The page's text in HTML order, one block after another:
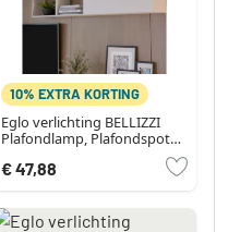
10% EXTRA KORTING
Eglo verlichting BELLIZZI
Plafondlamp, Plafondspot
€ 47,88